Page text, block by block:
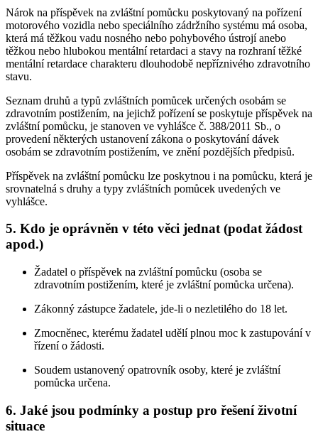
Nárok na příspěvek na zvláštní pomůcku poskytovaný na pořízení
motorového vozidla nebo speciálního zádržního systému má osoba,
která má těžkou vadu nosného nebo pohybového ústrojí anebo
těžkou nebo hlubokou mentální retardaci a stavy na rozhraní těžké
mentální retardace charakteru dlouhodobě nepříznivého zdravotního
stavu.
Seznam druhů a typů zvláštních pomůcek určených osobám se
zdravotním postižením, na jejichž pořízení se poskytuje příspěvek na
zvláštní pomůcku, je stanoven ve vyhlášce č. 388/2011 Sb., o
provedení některých ustanovení zákona o poskytování dávek
osobám se zdravotním postižením, ve znění pozdějších předpisů.
Příspěvek na zvláštní pomůcku lze poskytnou i na pomůcku, která je
srovnatelná s druhy a typy zvláštních pomůcek uvedených ve
vyhlášce.
5. Kdo je oprávněn v této věci jednat (podat žádost
apod.)
Žadatel o příspěvek na zvláštní pomůcku (osoba se
zdravotním postižením, které je zvláštní pomůcka určena).
Zákonný zástupce žadatele, jde-li o nezletilého do 18 let.
Zmocněnec, kterému žadatel udělí plnou moc k zastupování v
řízení o žádosti.
Soudem ustanovený opatrovník osoby, které je zvláštní
pomůcka určena.
6. Jaké jsou podmínky a postup pro řešení životní
situace